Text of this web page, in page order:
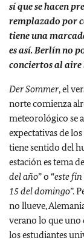
sí que se hacen
remplazado por
tiene una
es así. Berlín no
conciertos al aire
Der Sommer, el
norte comienza
meteorológico se
expectativas de
tiene sentido del
estación es tema
del año” o “este
15 del domingo”.
no llueve,
verano lo que uno
los estudiantes